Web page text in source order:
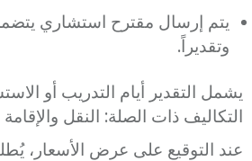
يتم إرسال مقترح استشاري
وتقديراً.
يشمل التقدير أيام التدريب أو
التكاليف ذات الصلة: النقل
عند التوقيع على عرض الأسعار،